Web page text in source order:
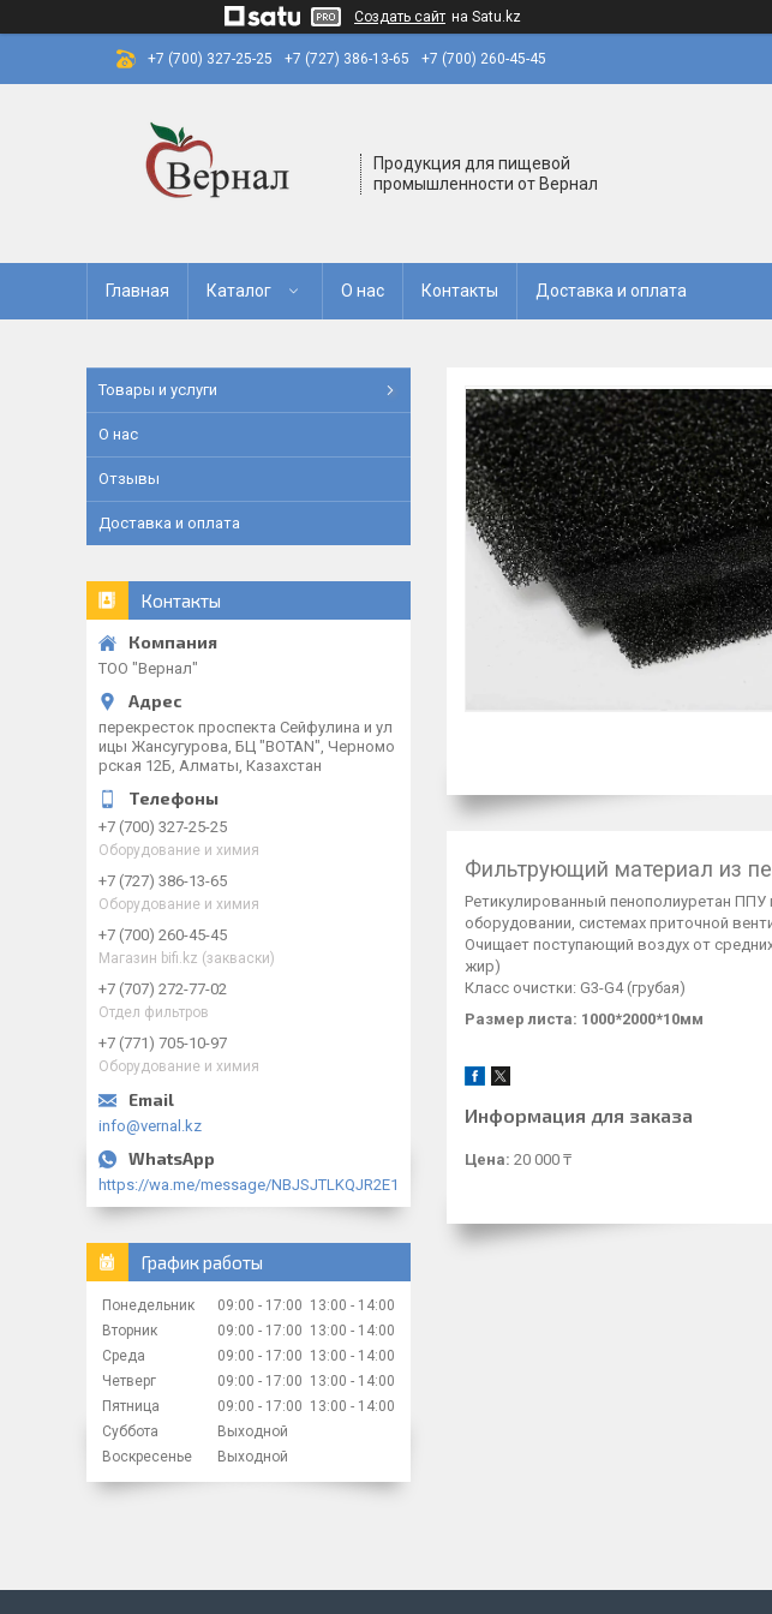
Создать сайт на Satu.kz
+7 (700) 327-25-25 +7 (727) 386-13-65 +7 (700) 260-45-45
Продукция для пищевой
промышленности от Вернал
Главная Каталог О нас Контакты Доставка и оплата
Фильтрующий материал из
Ретикулированный пенополиуретан
оборудовании, системах приточной
Очищает поступающий воздух от
жир)
Класс очистки: G3-G4 (грубая)
Размер листа: 1000*2000*10мм
Информация для заказа
Цена: 20 000 ₸
Товары и услуги
О нас
Отзывы
Доставка и оплата
Контакты
ТОО "Вернал"
перекресток проспекта Сейфулина и ул
ицы Жансугурова, БЦ "BOTAN", Черномо
рская 12Б, Алматы, Казахстан
+7 (700) 327-25-25
Оборудование и химия
+7 (727) 386-13-65
Оборудование и химия
+7 (700) 260-45-45
Магазин bifi.kz (закваски)
+7 (707) 272-77-02
Отдел фильтров
+7 (771) 705-10-97
Оборудование и химия
info@vernal.kz
https://wa.me/message/NBJSJTLKQJR2E1
График работы
Понедельник 09:00 17:00 13:00
14:00
Вторник
09:00 17:00 13:00
14:00
Среда
09:00 17:00 13:00
14:00
Четверг
09:00 17:00 13:00
14:00
Пятница
09:00 17:00 13:00
14:00
Суббота
Выходной
Воскресенье
Выходной